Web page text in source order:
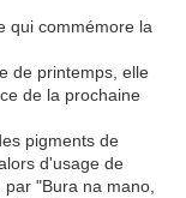
qui commémore la
de printemps, elle
de la prochaine
pigments de
d'usage de
"Bura na mano,